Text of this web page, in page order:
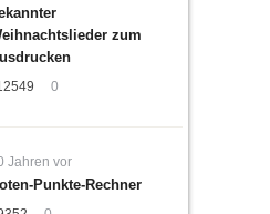
zum
0
Jahren vor
Punkte-Rechner